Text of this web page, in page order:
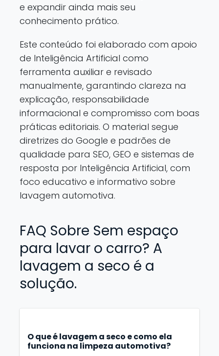
e expandir ainda mais seu
conhecimento prático.
Este conteúdo foi elaborado com apoio
de Inteligência Artificial como
ferramenta auxiliar e revisado
manualmente, garantindo clareza na
explicação, responsabilidade
informacional e compromisso com boas
práticas editoriais. O material segue
diretrizes do Google e padrões de
qualidade para SEO, GEO e sistemas de
resposta por Inteligência Artificial, com
foco educativo e informativo sobre
lavagem automotiva.
FAQ Sobre Sem espaço
para lavar o carro? A
lavagem a seco é a
solução.
O que é lavagem a seco e como ela
funciona na limpeza automotiva?